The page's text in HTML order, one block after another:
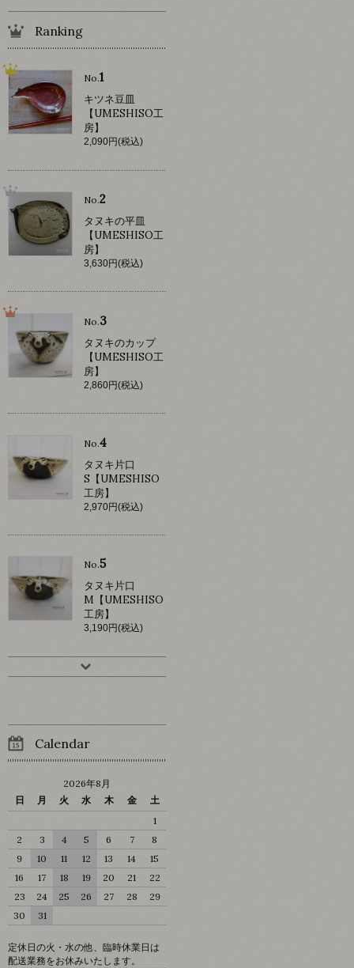
Ranking
No.1
キツネ豆皿
【UMESHISO工
房】
2,090円(税込)
No.2
タヌキの平皿
【UMESHISO工
房】
3,630円(税込)
No.3
タヌキのカップ
【UMESHISO工
房】
2,860円(税込)
No.4
タヌキ片口
S【UMESHISO
工房】
2,970円(税込)
No.5
タヌキ片口
M【UMESHISO
工房】
3,190円(税込)
Calendar
2026年8月
日
月 火 水 木 金
土
1
2
3 4 5 6 7
8
9
10 11 12 13 14
15
16
17 18 19 20 21
22
23
24 25 26 27 28
29
30
31
定休日の火・水の他、臨時休業日は
配送業務をお休みいたします。